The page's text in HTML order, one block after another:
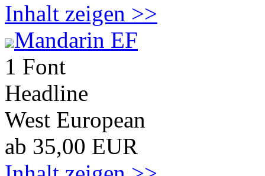
Inhalt zeigen >>
Mandarin EF
1 Font
Headline
West European
ab 35,00 EUR